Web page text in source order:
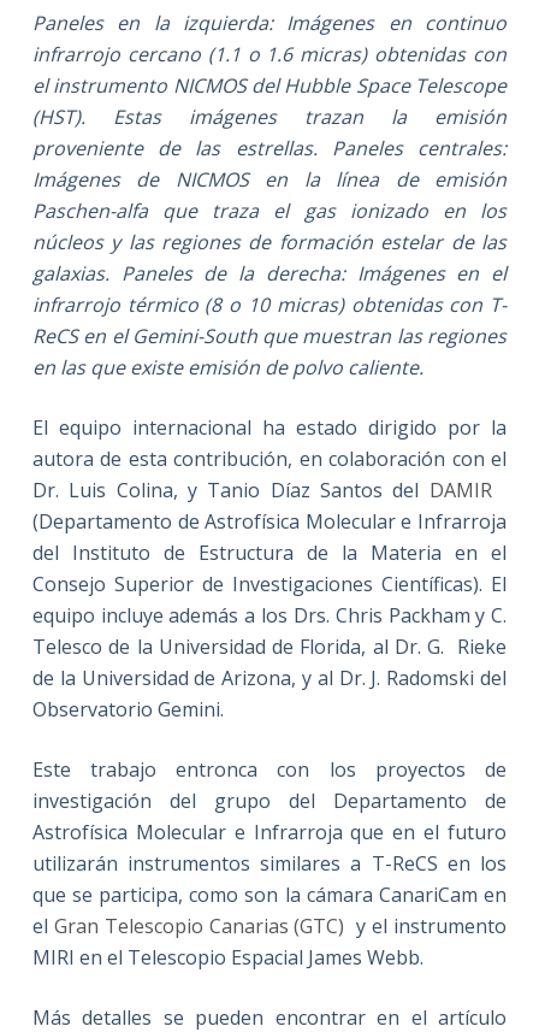
Paneles en la izquierda: Imágenes en continuo
infrarrojo cercano (1.1 o 1.6 micras) obtenidas con
el instrumento NICMOS del Hubble Space Telescope
(HST). Estas imágenes trazan la emisión
proveniente de las estrellas. Paneles centrales:
Imágenes de NICMOS en la línea de emisión
Paschen-alfa que traza el gas ionizado en los
núcleos y las regiones de formación estelar de las
galaxias. Paneles de la derecha: Imágenes en el
infrarrojo térmico (8 o 10 micras) obtenidas con T-
ReCS en el Gemini-South que muestran las regiones
en las que existe emisión de polvo caliente.
El equipo internacional ha estado dirigido por la
autora de esta contribución, en colaboración con el
Dr. Luis Colina, y Tanio Díaz Santos del DAMIR
(Departamento de Astrofísica Molecular e Infrarroja
del Instituto de Estructura de la Materia en el
Consejo Superior de Investigaciones Científicas). El
equipo incluye además a los Drs. Chris Packham y C.
Telesco de la Universidad de Florida, al Dr. G. Rieke
de la Universidad de Arizona, y al Dr. J. Radomski del
Observatorio Gemini.
Este trabajo entronca con los proyectos de
investigación del grupo del Departamento de
Astrofísica Molecular e Infrarroja que en el futuro
utilizarán instrumentos similares a T-ReCS en los
que se participa, como son la cámara CanariCam en
el Gran Telescopio Canarias (GTC) y el instrumento
MIRI en el Telescopio Espacial James Webb.
Más detalles se pueden encontrar en el artículo